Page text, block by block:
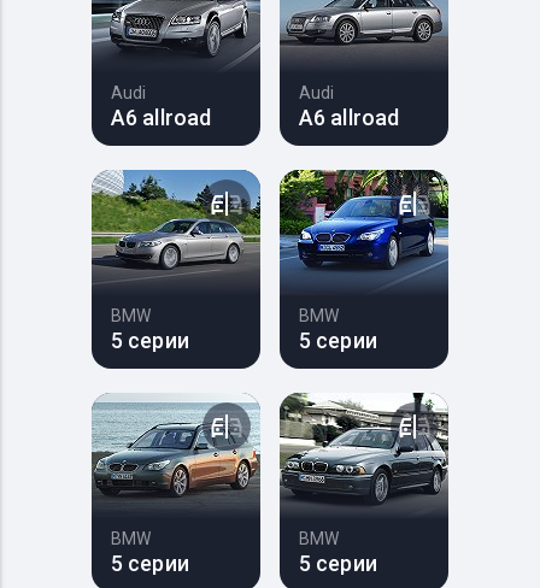
Audi
A6 allroad
Audi
A6 allroad
BMW
5 серии
BMW
5 серии
BMW
5 серии
BMW
5 серии